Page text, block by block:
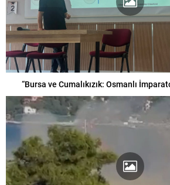
“Bursa ve Cumalıkızık: Osmanlı